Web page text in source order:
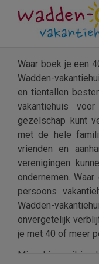
Waar boek je een
Wadden-
en tientallen
vakantiehuis
gezelschap kunt
met de hele
vrienden en
verenigingen
ondernemen.
persoons
Wadden-
onvergetelijk
je met 40 of meer
Misschien wil je